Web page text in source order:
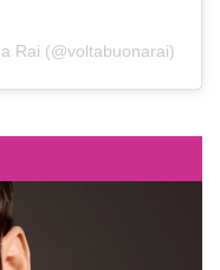
Rai (@voltabuonarai)